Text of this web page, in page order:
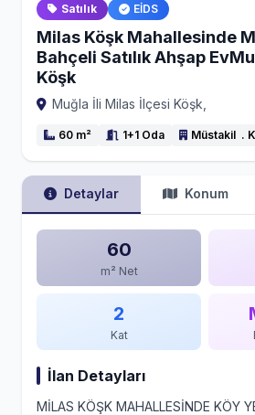
Satılık EİDS
Milas Köşk Mahallesinde
Bahçeli Satılık Ahşap
Köşk
Muğla İli Milas İlçesi Köşk,
60 m² 1+1 Oda Müstakil .
Detaylar Konum
60
m² Net
2
Kat
İlan Detayları
MİLAS KÖŞK MAHALLESİNDE KÖY